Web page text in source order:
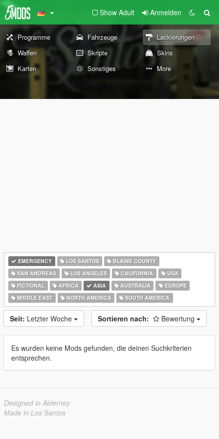
Show Adult Anmelden
Programme Fahrzeuge
Lackierungen
Waffen
Skripte
Skins
Karten
Sonstiges More
EMERGENCY LOS SANTOS
BLAINE COUNTY
SAN ANDREAS
LOS ANGELES CALIFORNIA
USA
FICTIONAL
AFRICA ASIA AUSTRALIA
EUROPE
MIDDLE EAST
NORTH AMERICA SOUTH AMERICA
Seit: Letzter Woche Sortieren nach: Bewertung
Es wurden keine Mods gefunden, die deinen Suchkriterien
entsprechen.
Designed in Alderney
Made in Los Santos